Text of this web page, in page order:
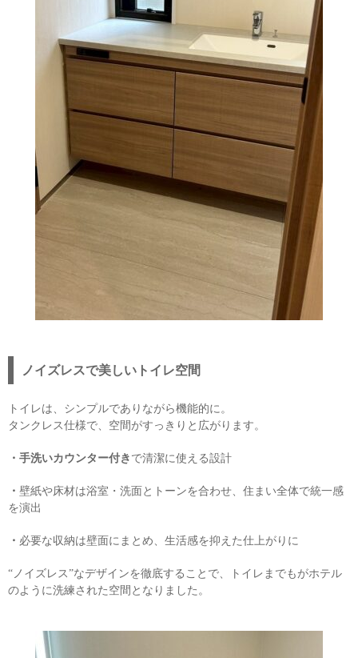
ノイズレスで美しいトイレ空間
トイレは、シンプルでありながら機能的に。
タンクレス仕様で、空間がすっきりと広がります。
・手洗いカウンター付き で清潔に使える設計
・ 壁紙や床材は浴室・洗面とトーンを合わせ、住まい全体で統一感
を演出
・ 必要な収納は壁面にまとめ、生活感を抑えた仕上がりに
“ノイズレス”なデザインを徹底することで、トイレまでもがホテル
のように洗練された空間となりました。